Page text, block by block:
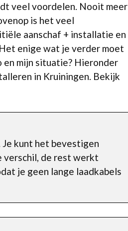
veel voordelen. Nooit meer
is het veel
aanschaf + installatie en
enige wat je verder moet
en mijn situatie? Hieronder
in Kruiningen. Bekijk
kunt het bevestigen
verschil, de rest werkt
je geen lange laadkabels